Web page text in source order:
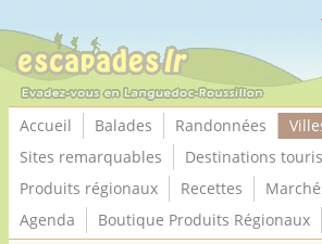
Accueil Balades Randonnées
Sites remarquables
Destinations
Produits régionaux
Recettes
Agenda
Boutique Produits Régionaux